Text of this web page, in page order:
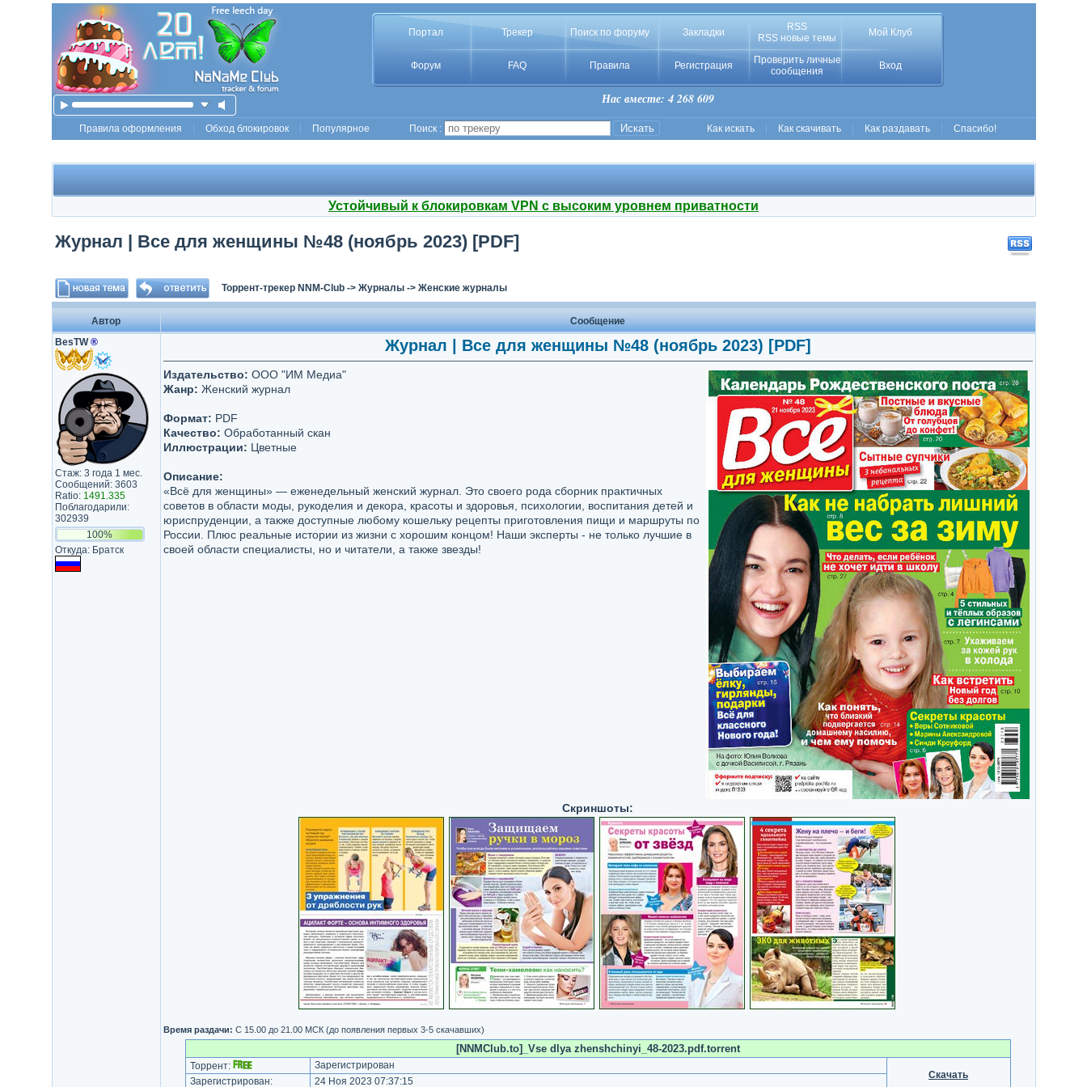
Портал Трекер Поиск по форуму Закладки
RSS
RSS новые темы
Мой Клуб
Форум FAQ Правила Регистрация
Проверить личные
сообщения
Вход
Нас вместе: 4 268 609
Правила оформления Обход блокировок Популярное Поиск : Как искать Как скачивать Как раздавать Спасибо!
Устойчивый к блокировкам VPN с высоким уровнем приватности
Журнал | Все для женщины №48 (ноябрь 2023) [PDF]
Торрент-трекер NNM-Club-> Журналы-> Женские журналы
Автор
Сообщение
BesTW®
Стаж: 3 года 1 мес.
Сообщений: 3603
Ratio: 1491.335
Поблагодарили:
302939
100%
Откуда: Братск
Журнал | Все для женщины №48 (ноябрь 2023) [PDF]
Издательство: ООО "ИМ Медиа"
Жанр: Женский журнал
Формат: PDF
Качество: Обработанный скан
Иллюстрации: Цветные
Описание:
«Всё для женщины» — еженедельный женский журнал. Это своего рода сборник практичных
советов в области моды, рукоделия и декора, красоты и здоровья, психологии, воспитания детей и
юриспруденции, а также доступные любому кошельку рецепты приготовления пищи и маршруты по
России. Плюс реальные истории из жизни с хорошим концом! Наши эксперты - не только лучшие в
своей области специалисты, но и читатели, а также звезды!
Скриншоты:
Время раздачи: С 15.00 до 21.00 МСК (до появления первых 3-5 скачавших)
[NNMClub.to]_Vse dlya zhenshchinyi_48-2023.pdf.torrent
Торрент:
Зарегистрирован
Скачать
Зарегистрирован: 24 Ноя 2023 07:37:15